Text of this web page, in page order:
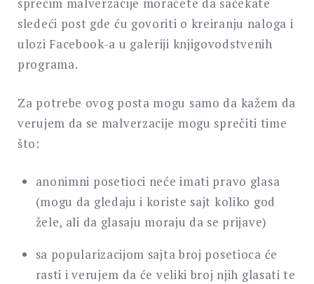
sprečim malverzacije moraćete da sačekate
sledeći post gde ću govoriti o kreiranju naloga i
ulozi Facebook-a u galeriji knjigovodstvenih
programa.
Za potrebe ovog posta mogu samo da kažem da
verujem da se malverzacije mogu sprečiti time
što:
anonimni posetioci neće imati pravo glasa
(mogu da gledaju i koriste sajt koliko god
žele, ali da glasaju moraju da se prijave)
sa popularizacijom sajta broj posetioca će
rasti i verujem da će veliki broj njih glasati te